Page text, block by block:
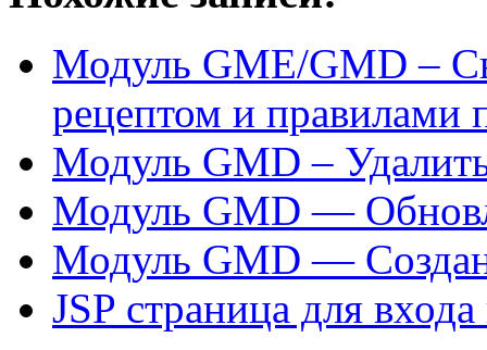
Модуль GME/GMD –
рецептом и правилами
Модуль GMD –
Модуль GMD —
Модуль GMD —
JSP страница для